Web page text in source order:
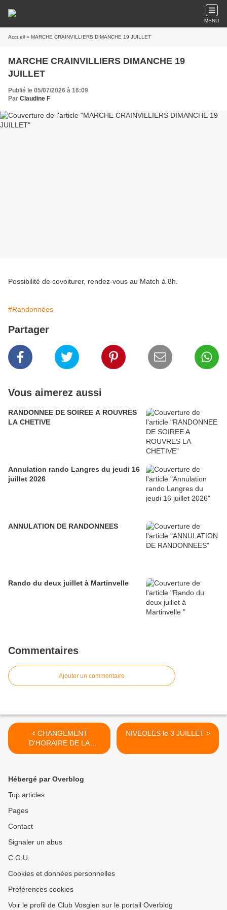
MENU
Accueil » MARCHE CRAINVILLIERS DIMANCHE 19 JUILLET
MARCHE CRAINVILLIERS DIMANCHE 19
JUILLET
Publié le 05/07/2026 à 16:09
Par Claudine F
Possibilité de covoiturer, rendez-vous au Match à 8h.
#Randonnées
Partager
Vous aimerez aussi
RANDONNEE DE SOIREE A ROUVRES
LA CHETIVE
Annulation rando Langres du jeudi 16
juillet 2026
ANNULATION DE RANDONNEES
Rando du deux juillet à Martinvelle
Commentaires
Ajouter un commentaire
< CHANGEMENT
D'HORAIRE DE LA
MARCHE NORDIQUE DU
NIVEOLES le 3 JUILLET >
Hébergé par Overblog
Top articles
Pages
Contact
Signaler un abus
C.G.U.
Cookies et données personnelles
Préférences cookies
Voir le profil de Club Vosgien sur le portail Overblog